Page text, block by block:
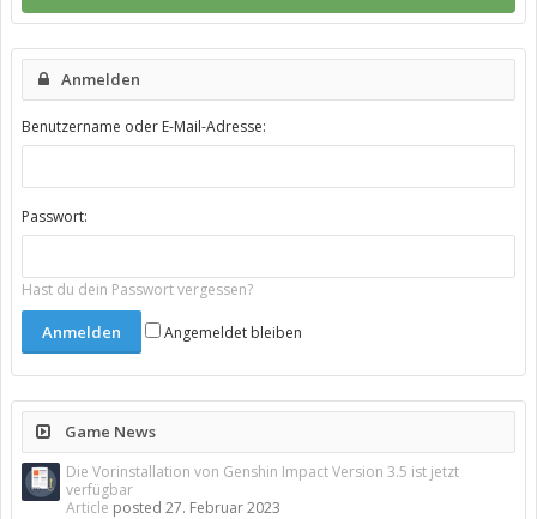
Anmelden
Benutzername oder E-Mail-Adresse:
Passwort:
Hast du dein Passwort vergessen?
Angemeldet bleiben
Game News
Die Vorinstallation von Genshin Impact Version 3.5 ist jetzt
verfügbar
Article posted 27. Februar 2023